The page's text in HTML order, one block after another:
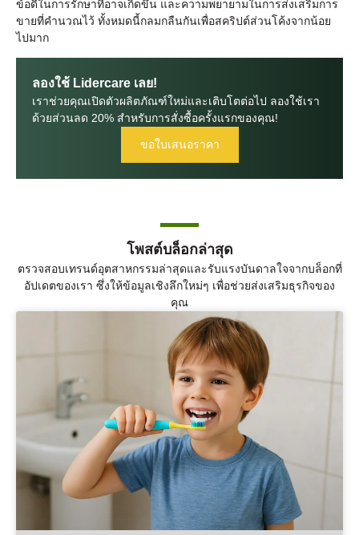
ข้อดีในการรักษาที่อาจเกิดขึ้น และความพยายามในการส่งเสริมการ
ขายที่คํานวณไว้ ทั้งหมดนี้กลมกลืนกันเพื่อสคริปต์ส่วนโค้งจากน้อย
ไปมาก
ลองใช้ Lidercare เลย!
เราช่วยคุณเปิดตัวผลิตภัณฑ์ใหม่และเติบโตต่อไป ลองใช้เรา
ด้วยส่วนลด 20% สําหรับการสั่งซื้อครั้งแรกของคุณ!
ขอใบเสนอราคา
โพสต์บล็อกล่าสุด
ตรวจสอบเทรนด์อุตสาหกรรมล่าสุดและรับแรงบันดาลใจจากบล็อกที่
อัปเดตของเรา ซึ่งให้ข้อมูลเชิงลึกใหม่ๆ เพื่อช่วยส่งเสริมธุรกิจของ
คุณ